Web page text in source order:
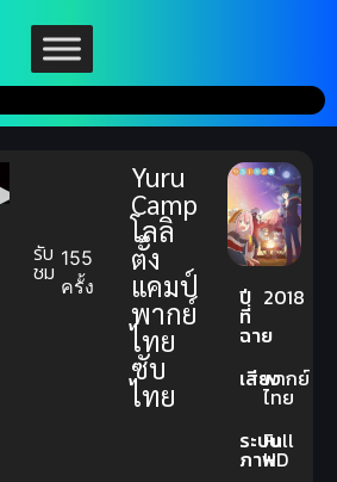
รับ
ชม 155
ครั้ง
Yuru
Camp
โลลิ
ตั้ง
แคมป์
พากย์
ไทย
ซับ
ไทย
ปี
ที่
ฉาย
2018
เสียงพากย์
ไทย
ระบบ
ภาพ
Full
HD